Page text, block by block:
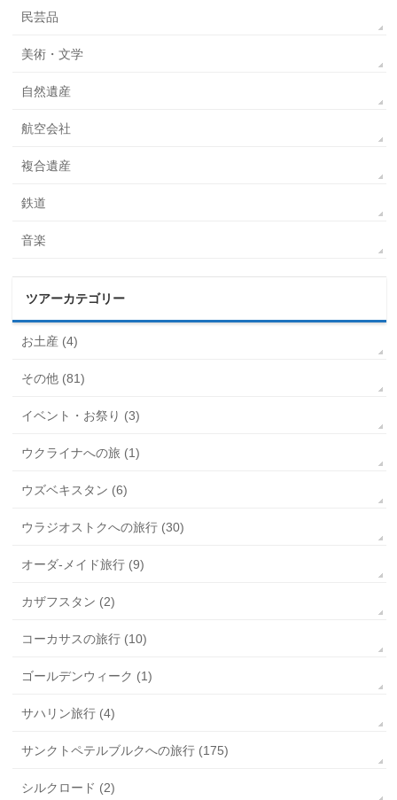
民芸品
美術・文学
自然遺産
航空会社
複合遺産
鉄道
音楽
ツアーカテゴリー
お土産 (4)
その他 (81)
イベント・お祭り (3)
ウクライナへの旅 (1)
ウズベキスタン (6)
ウラジオストクへの旅行 (30)
オーダ-メイド旅行 (9)
カザフスタン (2)
コーカサスの旅行 (10)
ゴールデンウィーク (1)
サハリン旅行 (4)
サンクトペテルブルクへの旅行 (175)
シルクロード (2)